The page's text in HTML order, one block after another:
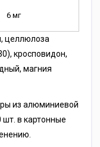
6 мг
целлюлоза
кросповидон,
магния
из алюминиевой
в картонные